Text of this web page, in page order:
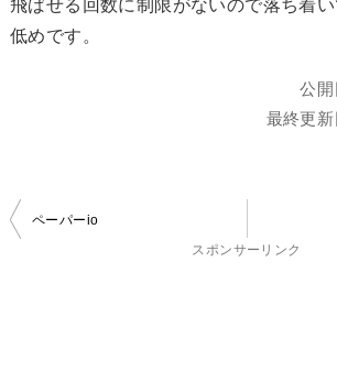
飛ばせる回数に制限がないので落ち着
低めです。
公開
最終更新
投
ペーパーio
スポンサーリンク